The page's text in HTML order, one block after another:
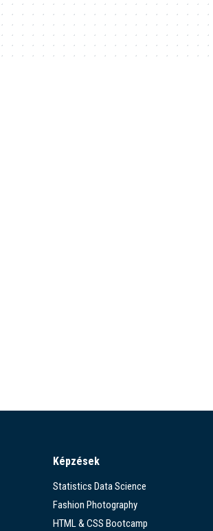
Képzések
Statistics Data Science
Fashion Photography
HTML & CSS Bootcamp